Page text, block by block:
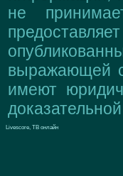
не
выражающей
имеют
Livescore, ТВ онлайн